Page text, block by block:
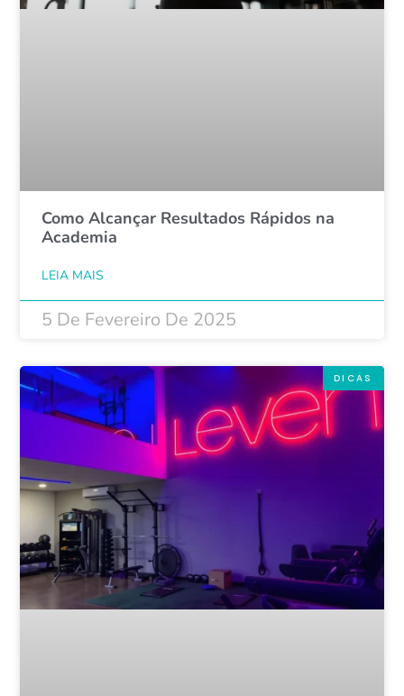
Como Alcançar Resultados Rápidos na
Academia
LEIA MAIS
5 De Fevereiro De 2025
DICAS